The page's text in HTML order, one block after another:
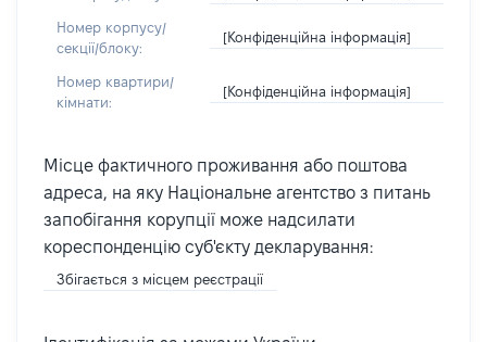
Номер корпусу/
секції/блоку:
[Конфіденційна інформація]
Номер квартири/
кімнати:
[Конфіденційна інформація]
Місце фактичного проживання або поштова
адреса, на яку Національне агентство з питань
запобігання корупції може надсилати
кореспонденцію суб'єкту декларування:
Збігається з місцем реєстрації